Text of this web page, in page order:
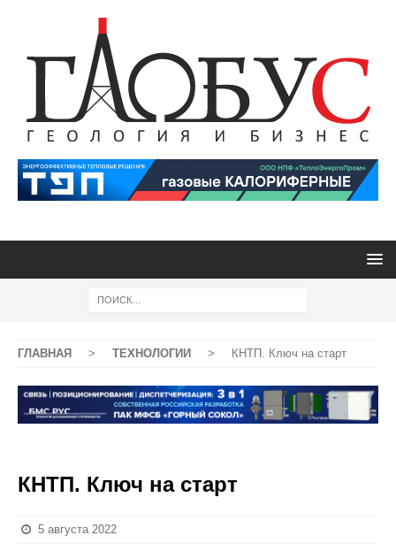
ГЛАВНАЯ > ТЕХНОЛОГИИ > КНТП. Ключ на старт
КНТП. Ключ на старт
5 августа 2022